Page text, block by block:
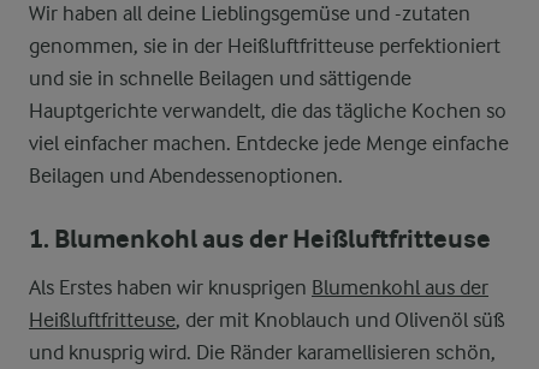
Wir haben all deine Lieblingsgemüse und -zutaten
genommen, sie in der Heißluftfritteuse perfektioniert
und sie in schnelle Beilagen und sättigende
Hauptgerichte verwandelt, die das tägliche Kochen so
viel einfacher machen. Entdecke jede Menge einfache
Beilagen und Abendessenoptionen.
1. Blumenkohl aus der Heißluftfritteuse
Als Erstes haben wir knusprigen Blumenkohl aus der
Heißluftfritteuse, der mit Knoblauch und Olivenöl süß
und knusprig wird. Die Ränder karamellisieren schön,